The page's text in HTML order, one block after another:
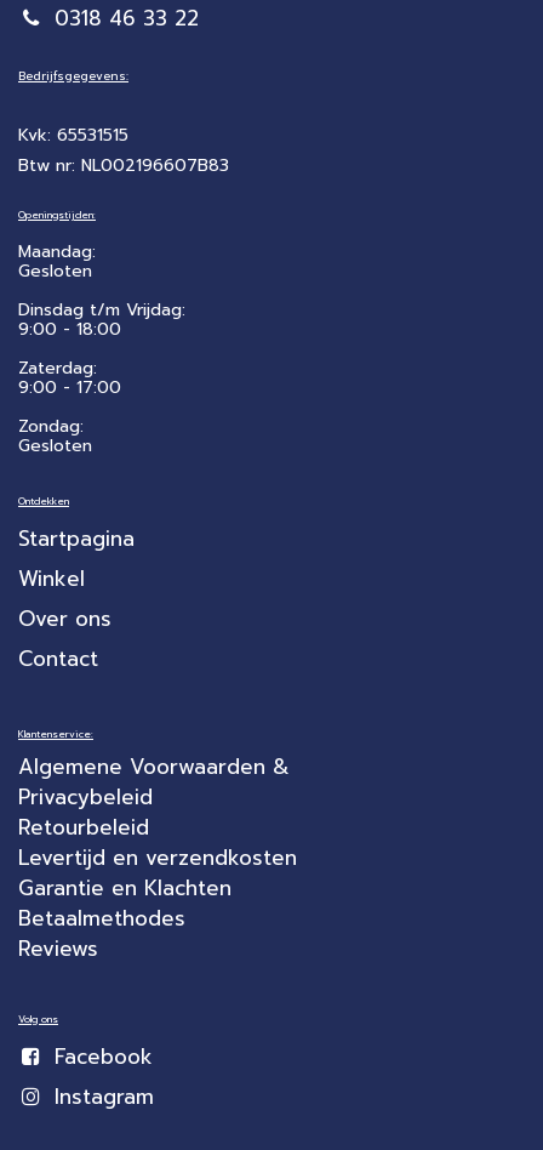
0318 46 33 22
Bedrijfsgegevens:
Kvk: 65531515
Btw nr: NL002196607B83
Openingstijden:
Maandag:
Gesloten
Dinsdag t/m Vrijdag:
9:00 - 18:00
Zaterdag:
​9:00 - 17:00
Zondag:
Gesloten
Ontdekken
Startpagina
Winkel
Over ons
Contact
Klantenservice:
Algemene Voorwaarden &
Privacybeleid
Retourbeleid
Levertijd en verzendkosten
Garantie en Klachten
Betaalmethodes
Reviews
Volg ons
Facebook
Instagram